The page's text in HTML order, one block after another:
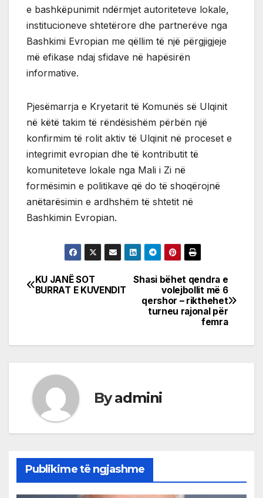
e bashkëpunimit ndërmjet autoriteteve lokale,
institucioneve shtetërore dhe partnerëve nga
Bashkimi Evropian me qëllim të një përgjigjeje
më efikase ndaj sfidave në hapësirën
informative.
Pjesëmarrja e Kryetarit të Komunës së Ulqinit
në këtë takim të rëndësishëm përbën një
konfirmim të rolit aktiv të Ulqinit në proceset e
integrimit evropian dhe të kontributit të
komuniteteve lokale nga Mali i Zi në
formësimin e politikave që do të shoqërojnë
anëtarësimin e ardhshëm të shtetit në
Bashkimin Evropian.
Post
Shasi bëhet qendra e
volejbollit më 6
qershor – rikthehet
turneu rajonal për
femra
KU JANË SOT
BURRAT E KUVENDIT
Byadmini
Publikime të ngjashme